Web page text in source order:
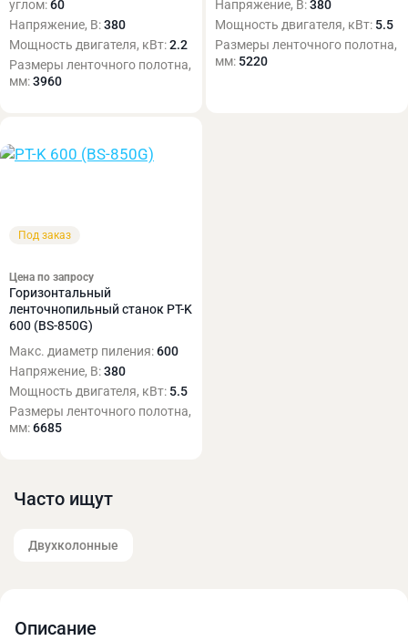
углом:60
Напряжение, В:380
Мощность двигателя, кВт:2.2
Размеры ленточного полотна,
мм:3960
Напряжение, В:380
Мощность двигателя, кВт: 5.5
Размеры ленточного полотна,
мм: 5220
Под заказ
Цена по запросу
Горизонтальный
ленточнопильный станок PT-K
600 (BS-850G)
Макс. диаметр пиления:600
Напряжение, В:380
Мощность двигателя, кВт: 5.5
Размеры ленточного полотна,
мм:6685
Часто ищут
Двухколонные
Описание